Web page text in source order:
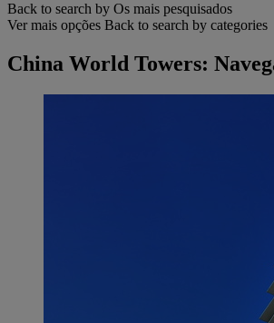
Back to search by Os mais pesquisados
Ver mais opções Back to search by categories
China World Towers: